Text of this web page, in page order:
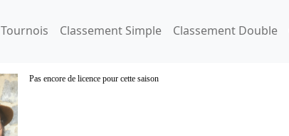
Tournois Classement Simple Classement Double
Pas encore de licence pour cette saison